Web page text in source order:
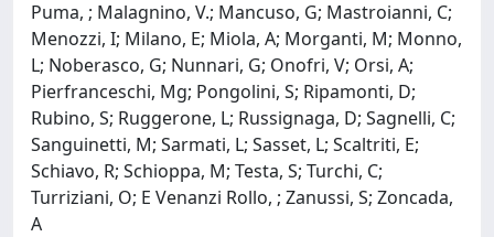
Puma, ; Malagnino, V.; Mancuso, G; Mastroianni, C;
Menozzi, I; Milano, E; Miola, A; Morganti, M; Monno,
L; Noberasco, G; Nunnari, G; Onofri, V; Orsi, A;
Pierfranceschi, Mg; Pongolini, S; Ripamonti, D;
Rubino, S; Ruggerone, L; Russignaga, D; Sagnelli, C;
Sanguinetti, M; Sarmati, L; Sasset, L; Scaltriti, E;
Schiavo, R; Schioppa, M; Testa, S; Turchi, C;
Turriziani, O; E Venanzi Rollo, ; Zanussi, S; Zoncada,
A